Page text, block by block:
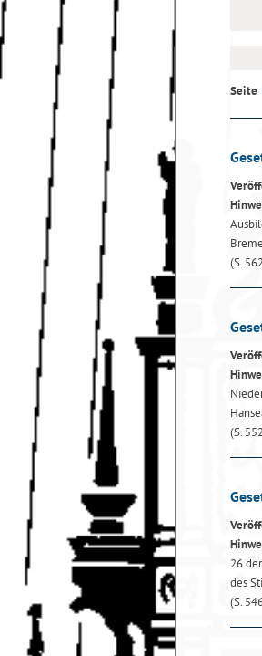
Seite
(S.
(S.
26
des
(S.